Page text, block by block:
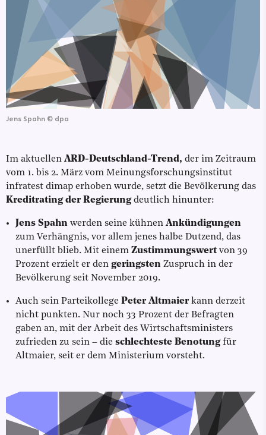
Jens Spahn © dpa
Im aktuellen ARD-Deutschland-Trend, der im Zeitraum
vom 1. bis 2. März vom Meinungsforschungsinstitut
infratest dimap erhoben wurde, setzt die Bevölkerung das
Kreditrating der Regierungdeutlich hinunter:
Jens Spahn werden seine kühnen Ankündigungen
zum Verhängnis, vor allem jenes halbe Dutzend, das
unerfüllt blieb. Mit einem Zustimmungswert von 39
Prozent erzielt er den geringsten Zuspruch in der
Bevölkerung seit November 2019.
Auch sein Parteikollege Peter Altmaierkann derzeit
nicht punkten. Nur noch 33 Prozent der Befragten
gaben an, mit der Arbeit des Wirtschaftsministers
zufrieden zu sein – die schlechteste Benotungfür
Altmaier, seit er dem Ministerium vorsteht.